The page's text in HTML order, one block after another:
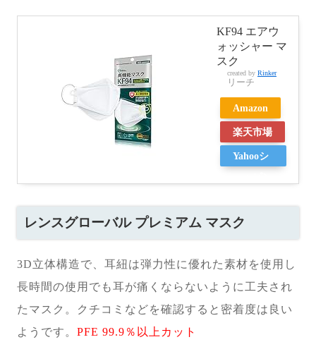
KF94 エアウ
ォッシャー マ
スク
created by Rinker
リーチ
Amazon
楽天市場
Yahooシ
レンスグローバル プレミアム マスク
3D立体構造で、耳紐は弾力性に優れた素材を使用し
長時間の使用でも耳が痛くならないように工夫され
たマスク。クチコミなどを確認すると密着度は良い
ようです。 PFE 99.9％以上カット